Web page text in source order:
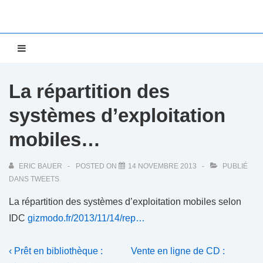
La répartition des
systèmes d’exploitation
mobiles…
ERIC BAUER POSTED ON 14 NOVEMBRE 2013
PUBLIÉ
DANS TWEETS
La répartition des systèmes d’exploitation mobiles selon
IDC gizmodo.fr/2013/11/14/rep…
Navigation
Previous
‹ Prêt en bibliothèque :
Next
Vente en ligne de CD :